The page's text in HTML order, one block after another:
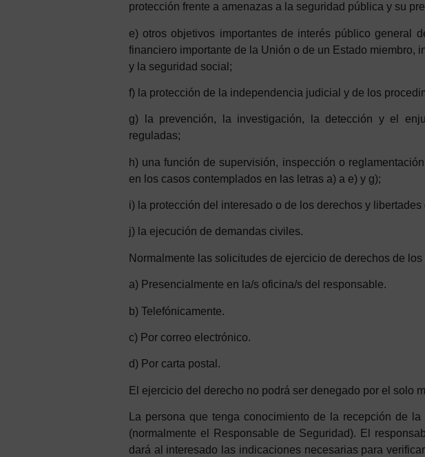
protección frente a amenazas a la seguridad pública y su
e) otros objetivos importantes de interés público general
financiero importante de la Unión o de un Estado miembro,
y la seguridad social;
f) la protección de la independencia judicial y de los
g)
la prevención, la investigación, la detección y el
reguladas;
h) una función de supervisión, inspección o
en los casos contemplados en las letras a) a e) y g);
i) la protección del interesado o de los derechos y libertades
j) la ejecución de demandas civiles.
Normalmente las solicitudes de ejercicio de derechos de
a) Presencialmente en la/s oficina/s del responsable.
b) Telefónicamente.
c) Por correo electrónico.
d) Por carta postal.
El ejercicio del derecho no podrá ser denegado por el solo
La persona que tenga conocimiento de la recepción de
(normalmente el Responsable de Seguridad). El
dará al interesado las indicaciones necesarias para